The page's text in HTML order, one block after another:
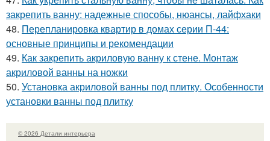
закрепить ванну: надежные способы, нюансы, лайфхаки
48. Перепланировка квартир в домах серии П-44:
основные принципы и рекомендации
49. Как закрепить акриловую ванну к стене. Монтаж
акриловой ванны на ножки
50. Установка акриловой ванны под плитку. Особенности
установки ванны под плитку
© 2026 Детали интерьера